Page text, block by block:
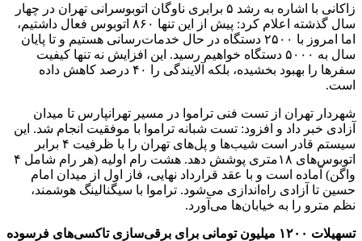
زاکانی با اشاره به رشد ۵ برابری ناوگان اتوبوسرانی تهران در چهار
سال گذشته اعلام کرد: پیش از این تنها ۸۶۰ اتوبوس فعال داشتیم،
اما امروز با ۲۵۰۰ دستگاه در حال خدمات‌رسانی هستیم و تا پایان
سال به ۵۰۰۰ دستگاه خواهیم رسید. این افزایش نه تنها کیفیت
سفرها را بهبود بخشیده، بلکه آلایندگی را ۴۰ درصد کاهش داده
است.
شهردار تهران از تست فنی تراموا در مسیر تهرانپارس تا میدان
آزادی خبر داد و افزود: تست شبانه تراموا با موفقیت انجام شد. این
سیستم قادر است شیب‌ها و پل‌های تهران را با ظرفیت ۴ برابر
اتوبوس‌های ۱۸متری پوشش دهد. هشت رام اولیه (هر رام شامل ۴
واگن) آماده است و با عقد قرارداد نهایی، فاز اول از میدان امام
حسین تا آزادی راه‌اندازی می‌شود. تراموا با سیگنالینگ هوشمند،
نظم مترو را به خیابان‌ها می‌آورد.
تسهیلات ۱۲۰۰ میلیون تومانی برای برقی‌سازی تاکسی‌های فرسوده